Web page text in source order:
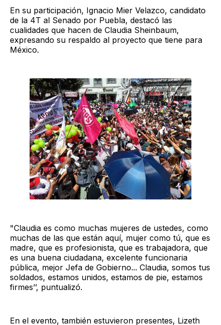
En su participación, Ignacio Mier Velazco, candidato
de la 4T al Senado por Puebla, destacó las
cualidades que hacen de Claudia Sheinbaum,
expresando su respaldo al proyecto que tiene para
México.
"Claudia es como muchas mujeres de ustedes, como
muchas de las que están aquí, mujer como tú, que es
madre, que es profesionista, que es trabajadora, que
es una buena ciudadana, excelente funcionaria
pública, mejor Jefa de Gobierno... Claudia, somos tus
soldados, estamos unidos, estamos de pie, estamos
firmes’’, puntualizó.
En el evento, también estuvieron presentes, Lizeth